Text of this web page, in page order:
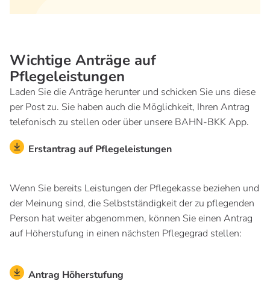
Wichtige Anträge auf
Pflegeleistungen
Laden Sie die Anträge herunter und schicken Sie uns diese
per Post zu. Sie haben auch die Möglichkeit, Ihren Antrag
telefonisch zu stellen oder über unsere BAHN-BKK App.
Erstantrag auf Pflegeleistungen
Wenn Sie bereits Leistungen der Pflegekasse beziehen und
der Meinung sind, die Selbstständigkeit der zu pflegenden
Person hat weiter abgenommen, können Sie einen Antrag
auf Höherstufung in einen nächsten Pflegegrad stellen:
Antrag Höherstufung